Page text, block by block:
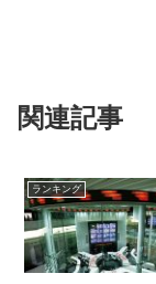
関連記事
ランキング